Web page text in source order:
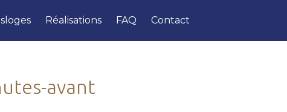
Réalisations FAQ Contact
avant